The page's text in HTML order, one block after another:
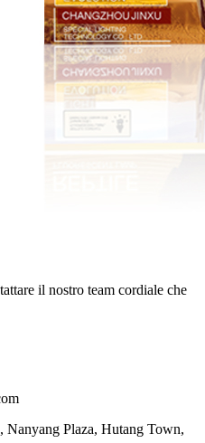
il nostro team cordiale che
Plaza, Hutang Town,